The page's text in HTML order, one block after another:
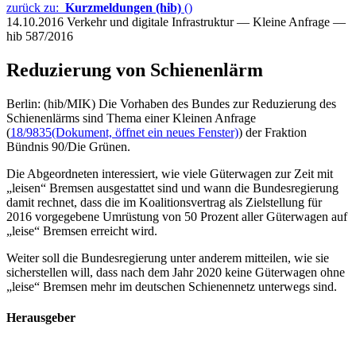
zurück zu: Kurzmeldungen (hib) ()
14.10.2016 Verkehr und digitale Infrastruktur — Kleine Anfrage —
hib 587/2016
Reduzierung von Schienenlärm
Berlin: (hib/MIK) Die Vorhaben des Bundes zur Reduzierung des
Schienenlärms sind Thema einer Kleinen Anfrage
(18/9835(Dokument, öffnet ein neues Fenster)) der Fraktion
Bündnis 90/Die Grünen.
Die Abgeordneten interessiert, wie viele Güterwagen zur Zeit mit
„leisen“ Bremsen ausgestattet sind und wann die Bundesregierung
damit rechnet, dass die im Koalitionsvertrag als Zielstellung für
2016 vorgegebene Umrüstung von 50 Prozent aller Güterwagen auf
„leise“ Bremsen erreicht wird.
Weiter soll die Bundesregierung unter anderem mitteilen, wie sie
sicherstellen will, dass nach dem Jahr 2020 keine Güterwagen ohne
„leise“ Bremsen mehr im deutschen Schienennetz unterwegs sind.
Herausgeber